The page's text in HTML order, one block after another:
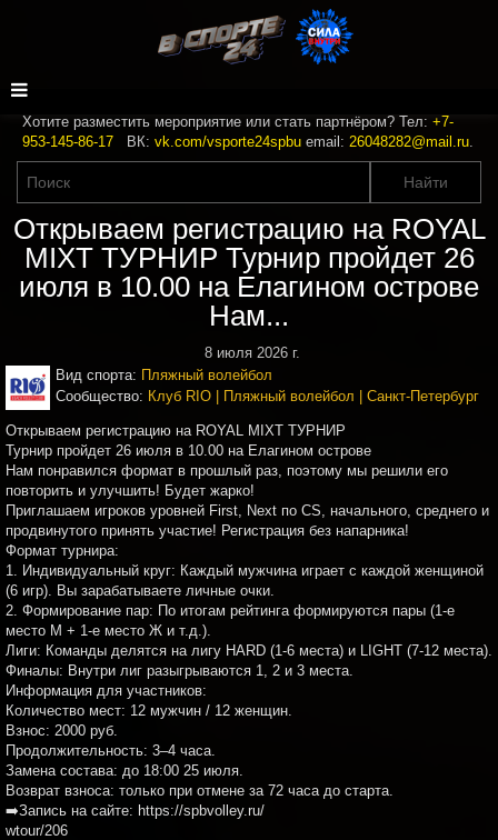
Хотите разместить мероприятие или стать партнёром? Тел: +7-
953-145-86-17 ВК: vk.com/vsporte24spbu email: 26048282@mail.ru.
Открываем регистрацию на ROYAL
MIXT ТУРНИР Турнир пройдет 26
июля в 10.00 на Елагином острове
Нам...
8 июля 2026 г.
Вид спорта: Пляжный волейбол
Сообщество: Клуб RIO | Пляжный волейбол | Санкт-Петербург
Открываем регистрацию на ROYAL MIXT ТУРНИР
Турнир пройдет 26 июля в 10.00 на Елагином острове
Нам понравился формат в прошлый раз, поэтому мы решили его
повторить и улучшить! Будет жарко!
Приглашаем игроков уровней First, Next по CS, начального, среднего и
продвинутого принять участие! Регистрация без напарника!
Формат турнира:
1. Индивидуальный круг: Каждый мужчина играет с каждой женщиной
(6 игр). Вы зарабатываете личные очки.
2. Формирование пар: По итогам рейтинга формируются пары (1-е
место М + 1-е место Ж и т.д.).
Лиги: Команды делятся на лигу HARD (1-6 места) и LIGHT (7-12 места).
Финалы: Внутри лиг разыгрываются 1, 2 и 3 места.
Информация для участников:
Количество мест: 12 мужчин / 12 женщин.
Взнос: 2000 руб.
Продолжительность: 3–4 часа.
Замена состава: до 18:00 25 июля.
Возврат взноса: только при отмене за 72 часа до старта.
➡️Запись на сайте: https://spbvolley.ru/
wtour/206